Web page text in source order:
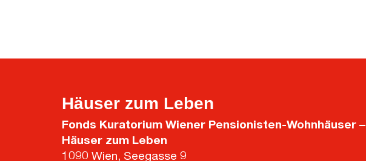
Häuser zum Leben
Fonds Kuratorium Wiener Pensionisten-Wohnhäuser –
Häuser zum Leben
1090 Wien, Seegasse 9